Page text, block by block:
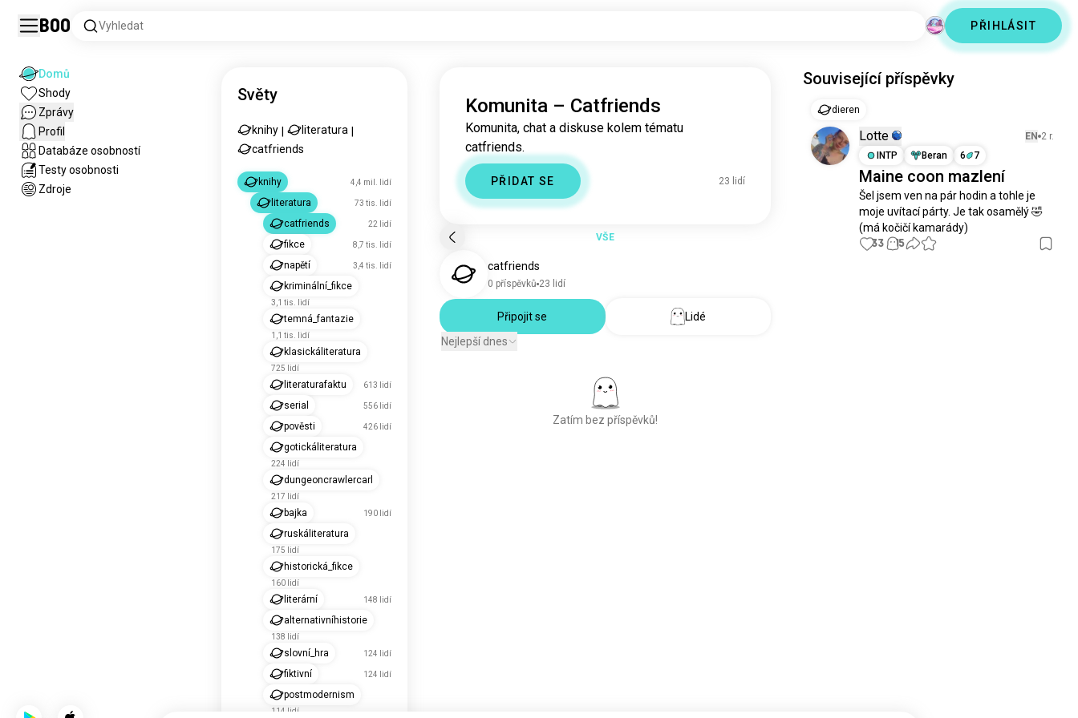
Boo Vyhledat PŘIHLÁSIT
Domů
Shody
Zprávy
Profil
Databáze osobností
Testy osobnosti
Zdroje
Světy
knihy literatura
catfriends
knihy 4,4 mil. lidí
literatura 73 tis. lidí
catfriends 22 lidí
fikce 8,7 tis. lidí
napětí 3,4 tis. lidí
kriminální_fikce
3,1 tis. lidí
temná_fantazie
1,1 tis. lidí
klasickáliteratura
725 lidí
literaturafaktu 613 lidí
serial 556 lidí
pověsti 426 lidí
gotickáliteratura
224 lidí
dungeoncrawlercarl
217 lidí
bajka 190 lidí
ruskáliteratura
175 lidí
historická_fikce
160 lidí
literární 148 lidí
alternativníhistorie
138 lidí
slovní_hra 124 lidí
fiktivní 124 lidí
postmodernism
114 lidí
Komunita – Catfriends
Komunita, chat a diskuse kolem tématu
catfriends.
PŘIDAT SE 23 lidí
VŠE
catfriends
0 příspěvků 23 lidí
Připojit se
Lidé
Nejlepší dnes
Zatím bez příspěvků!
Související příspěvky
dieren
Lotte EN 2 r.
INTP
Beran 6 7
Maine coon mazlení
Šel jsem ven na pár hodin a tohle je
moje uvítací párty. Je tak osamělý 🤣
(má kočičí kamarády)
33 15